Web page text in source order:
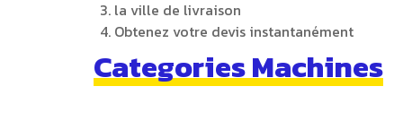
la ville de livraison
Obtenez votre devis instantanément
Categories Machines